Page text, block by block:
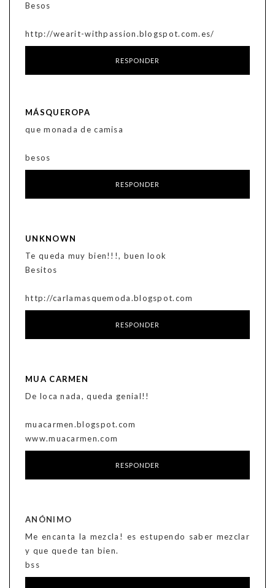
Besos
http://wearit-withpassion.blogspot.com.es/
RESPONDER
MÁSQUEROPA
que monada de camisa
besos
RESPONDER
UNKNOWN
Te queda muy bien!!!, buen look
Besitos
http://carlamasquemoda.blogspot.com
RESPONDER
MUA CARMEN
De loca nada, queda genial!!
muacarmen.blogspot.com
www.muacarmen.com
RESPONDER
ANÓNIMO
Me encanta la mezcla! es estupendo saber mezclar
y que quede tan bien.
bss